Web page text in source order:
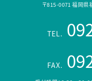
〒815-0071 福岡県
TEL.
FAX.